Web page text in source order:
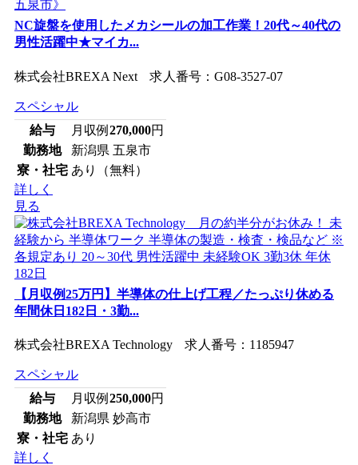
NC旋盤を使用したメカシールの加工作業！20代～40代の
男性活躍中★マイカ...
株式会社BREXA Next 求人番号：G08-3527-07
スペシャル
給与
月収例 270,000円
勤務地
新潟県 五泉市
寮・社宅 あり（無料）
詳しく
見る
【月収例25万円】半導体の仕上げ工程／たっぷり休める
年間休日182日・3勤...
株式会社BREXA Technology 求人番号：1185947
スペシャル
給与
月収例 250,000円
勤務地
新潟県 妙高市
寮・社宅 あり
詳しく